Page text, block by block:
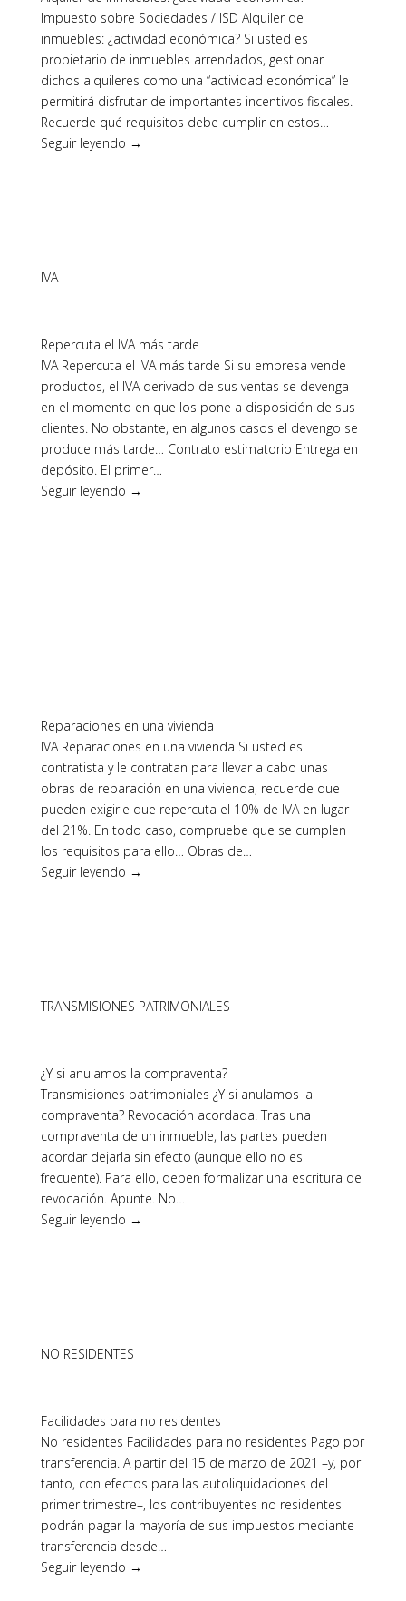
Impuesto sobre Sociedades / ISD Alquiler de
inmuebles: ¿actividad económica? Si usted es
propietario de inmuebles arrendados, gestionar
dichos alquileres como una “actividad económica” le
permitirá disfrutar de importantes incentivos fiscales.
Recuerde qué requisitos debe cumplir en estos…
Seguir leyendo →
IVA
Repercuta el IVA más tarde
IVA Repercuta el IVA más tarde Si su empresa vende
productos, el IVA derivado de sus ventas se devenga
en el momento en que los pone a disposición de sus
clientes. No obstante, en algunos casos el devengo se
produce más tarde… Contrato estimatorio Entrega en
depósito. El primer…
Seguir leyendo →
Reparaciones en una vivienda
IVA Reparaciones en una vivienda Si usted es
contratista y le contratan para llevar a cabo unas
obras de reparación en una vivienda, recuerde que
pueden exigirle que repercuta el 10% de IVA en lugar
del 21%. En todo caso, compruebe que se cumplen
los requisitos para ello… Obras de…
Seguir leyendo →
TRANSMISIONES PATRIMONIALES
¿Y si anulamos la compraventa?
Transmisiones patrimoniales ¿Y si anulamos la
compraventa? Revocación acordada. Tras una
compraventa de un inmueble, las partes pueden
acordar dejarla sin efecto (aunque ello no es
frecuente). Para ello, deben formalizar una escritura de
revocación. Apunte. No…
Seguir leyendo →
NO RESIDENTES
Facilidades para no residentes
No residentes Facilidades para no residentes Pago por
transferencia. A partir del 15 de marzo de 2021 –y, por
tanto, con efectos para las autoliquidaciones del
primer trimestre–, los contribuyentes no residentes
podrán pagar la mayoría de sus impuestos mediante
transferencia desde…
Seguir leyendo →